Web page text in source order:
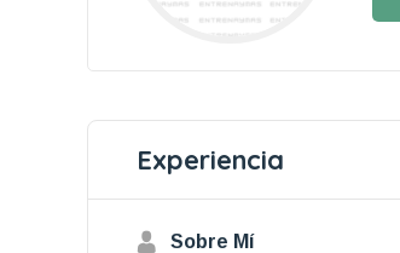
Experiencia
Sobre Mí